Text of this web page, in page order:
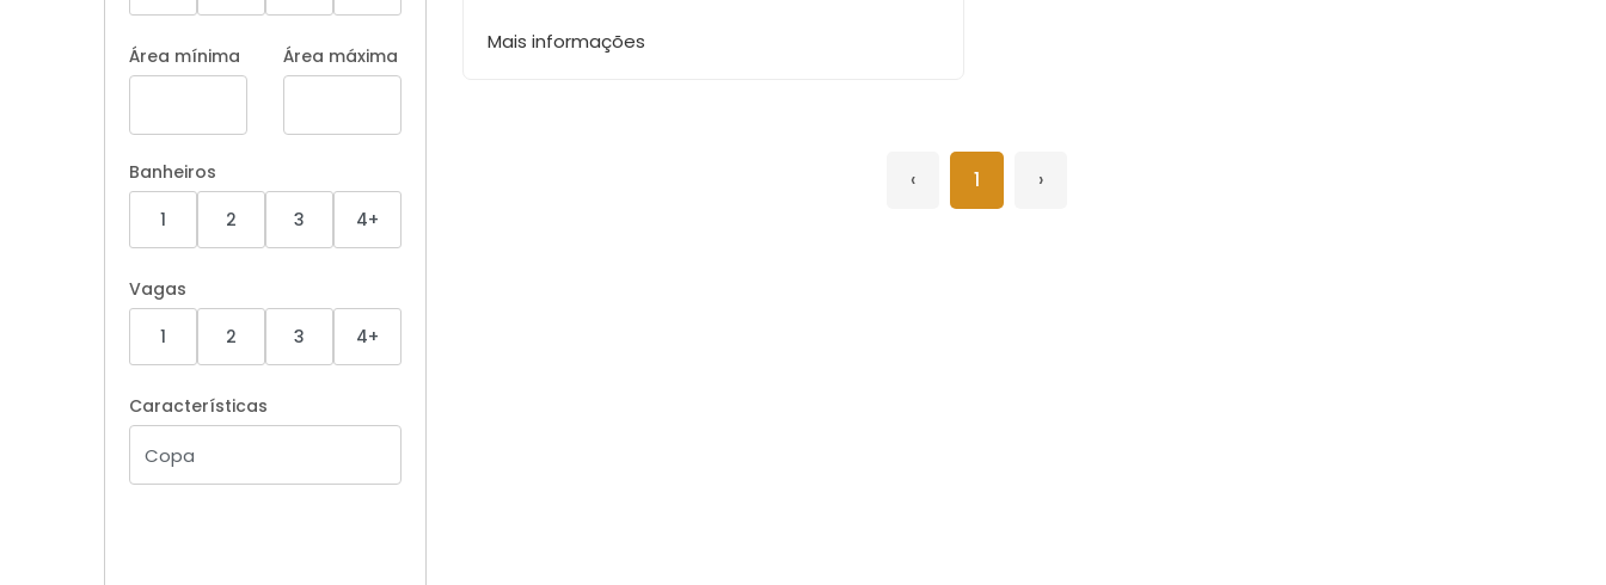
Área mínima Área máxima
Banheiros
1
2 3 4+
Vagas
1
2 3 4+
Características
Mais informações
‹ 1 ›